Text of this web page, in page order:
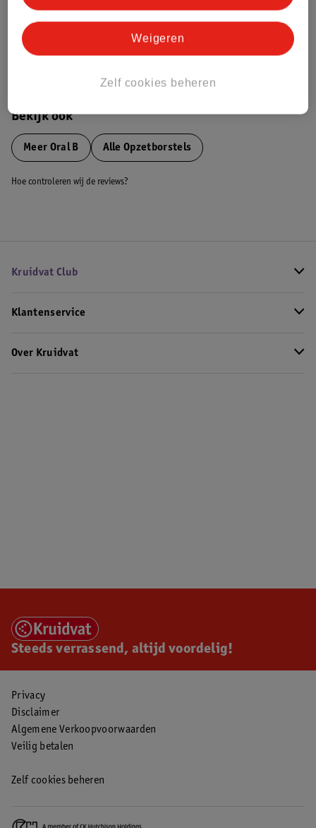
Bekijk ook
Meer Oral B Alle Opzetborstels
Hoe controleren wij de reviews?
Kruidvat Club
Klantenservice
Over Kruidvat
Steeds verrassend, altijd voordelig!
Privacy
Disclaimer
Algemene Verkoopvoorwaarden
Veilig betalen
Zelf cookies beheren
Zelf cookies beheren
Weigeren